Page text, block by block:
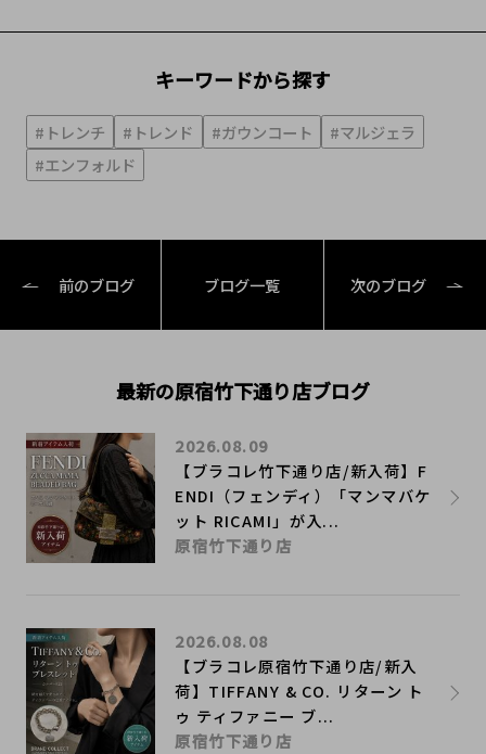
キーワードから探す
#トレンチ #トレンド #ガウンコート
#マルジェラ
#エンフォルド
前のブログ ブログ一覧 次のブログ
最新の原宿竹下通り店ブログ
【ブラコレ竹下通り店/新入荷】F
ENDI（フェンディ）「マンマバケ
ット RICAMI」が入...
2026.08.09
原宿竹下通り店
【ブラコレ原宿竹下通り店/新入
荷】TIFFANY & CO. リターン ト
ゥ ティファニー ブ...
2026.08.08
原宿竹下通り店